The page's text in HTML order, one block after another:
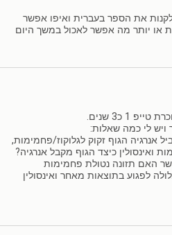
את הספר בעברית ואיפו אפשר
או יותר מה אפשר לאכול במשך היום
1 כ3 שנים.
לי כמה שאלות:
אנרגיה הגוף זקוק לגלוקוז/פחמימות,
ואינסולין כיצד הגוף מקבל אנרגיה?
האם תזונה נטולת פחמימות
לפגוע בתוצאות מאחר ואינסולין